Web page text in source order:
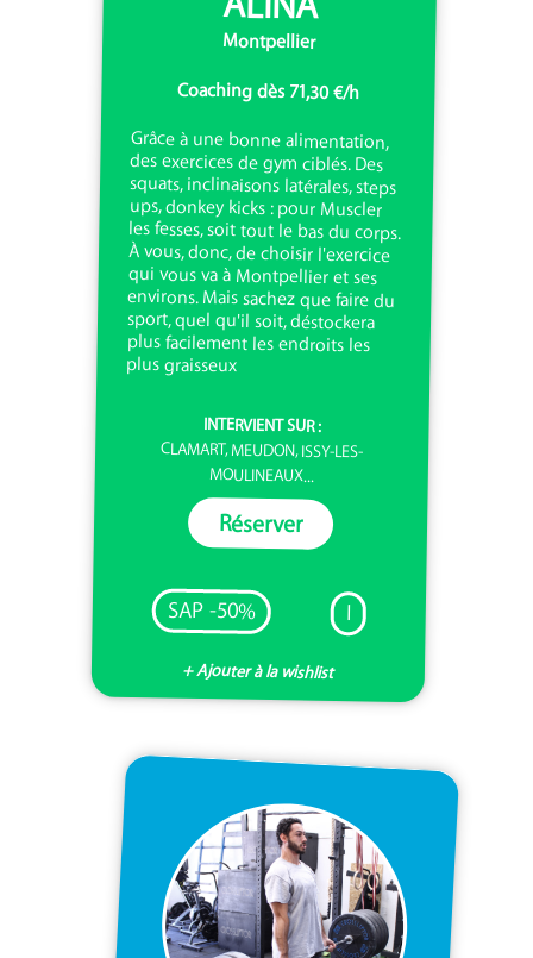
Montpellier
Coaching dès 71,30 €/h
Grâce à une bonne alimentation,
des exercices de gym ciblés. Des
squats, inclinaisons latérales, steps
ups, donkey kicks : pour Muscler
les fesses, soit tout le bas du corps.
À vous, donc, de choisir l'exercice
qui vous va à Montpellier et ses
environs. Mais sachez que faire du
sport, quel qu'il soit, déstockera
plus facilement les endroits les
plus graisseux
INTERVIENT SUR :
CLAMART, MEUDON, ISSY-LES-
MOULINEAUX...
Réserver
SAP -50% I
+ Ajouter à la wishlist